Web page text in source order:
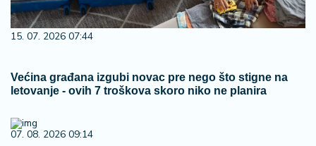
15. 07. 2026 07:44
Većina građana izgubi novac pre nego što stigne na
letovanje - ovih 7 troškova skoro niko ne planira
07. 08. 2026 09:14